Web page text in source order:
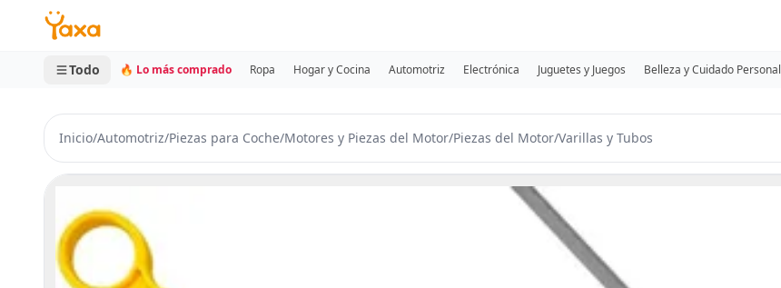
MINI CARRITO
0 productos
Todo 🔥 Lo más comprado Ropa Hogar y Cocina Automotriz Electrónica Juguetes y Juegos Belleza y Cuidado Personal
Inicio/Automotriz/Piezas para Coche/Motores y Piezas del Motor/Piezas del Motor/Varillas y Tubos